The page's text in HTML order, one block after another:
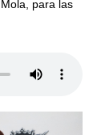
para las